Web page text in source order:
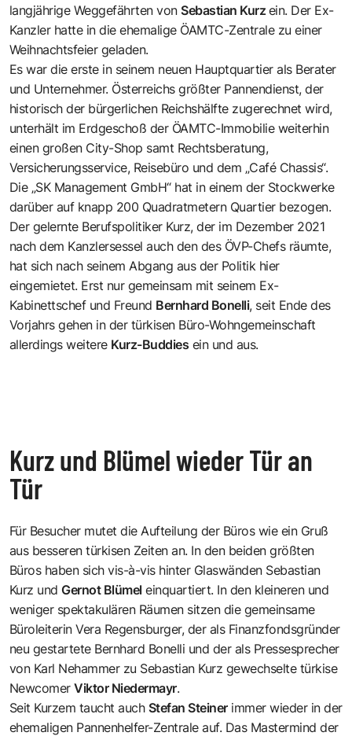
langjährige Weggefährten vonSebastian Kurz ein. Der Ex-
Kanzler hatte in die ehemalige ÖAMTC-Zentrale zu einer
Weihnachtsfeier geladen.
Es war die erste in seinem neuen Hauptquartier als Berater
und Unternehmer. Österreichs größter Pannendienst, der
historisch der bürgerlichen Reichshälfte zugerechnet wird,
unterhält im Erdgeschoß der ÖAMTC-Immobilie weiterhin
einen großen City-Shop samt Rechtsberatung,
Versicherungsservice, Reisebüro und dem „Café Chassis“.
Die „SK Management GmbH“ hat in einem der Stockwerke
darüber auf knapp 200 Quadratmetern Quartier bezogen.
Der gelernte Berufspolitiker Kurz, der im Dezember 2021
nach dem Kanzlersessel auch den des ÖVP-Chefs räumte,
hat sich nach seinem Abgang aus der Politik hier
eingemietet. Erst nur gemeinsam mit seinem Ex-
Kabinettschef und Freund Bernhard Bonelli, seit Ende des
Vorjahrs gehen in der türkisen Büro-Wohngemeinschaft
allerdings weitere Kurz-Buddies ein und aus.
Kurz und Blümel wieder Tür an
Tür
Für Besucher mutet die Aufteilung der Büros wie ein Gruß
aus besseren türkisen Zeiten an. In den beiden größten
Büros haben sich vis-à-vis hinter Glaswänden Sebastian
Kurz undGernot Blümel einquartiert. In den kleineren und
weniger spektakulären Räumen sitzen die gemeinsame
Büroleiterin Vera Regensburger, der als Finanzfondsgründer
neu gestartete Bernhard Bonelli und der als Pressesprecher
von Karl Nehammer zu Sebastian Kurz gewechselte türkise
NewcomerViktor Niedermayr.
Seit Kurzem taucht auch Stefan Steiner immer wieder in der
ehemaligen Pannenhelfer-Zentrale auf. Das Mastermind der